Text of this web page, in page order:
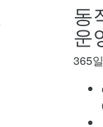
동
운
365